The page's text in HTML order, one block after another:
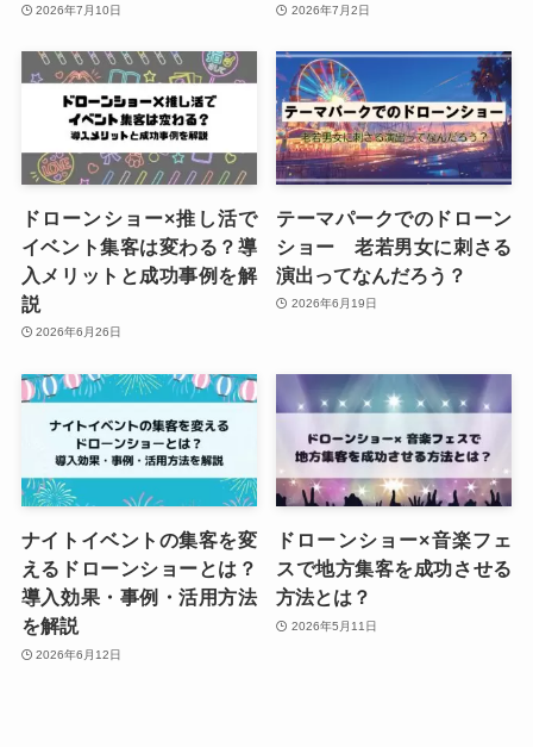
2026年7月10日 2026年7月2日
ドローンショー×推し活で
イベント集客は変わる？導
入メリットと成功事例を解
説
2026年6月26日
テーマパークでのドローン
ショー 老若男女に刺さる
演出ってなんだろう？
2026年6月19日
ナイトイベントの集客を変
えるドローンショーとは？
導入効果・事例・活用方法
を解説
2026年6月12日
ドローンショー×音楽フェ
スで地方集客を成功させる
方法とは？
2026年5月11日